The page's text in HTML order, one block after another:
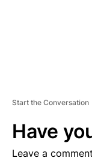
Start the Conversation
Have
Leave a